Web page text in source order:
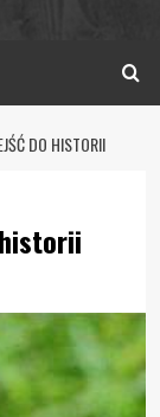
DO HISTORII